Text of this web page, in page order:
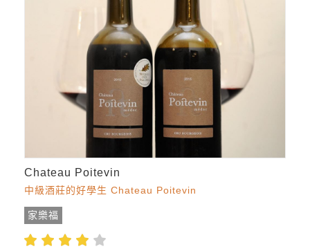
Chateau Poitevin
中級酒莊的好學生 Chateau Poitevin
家樂福